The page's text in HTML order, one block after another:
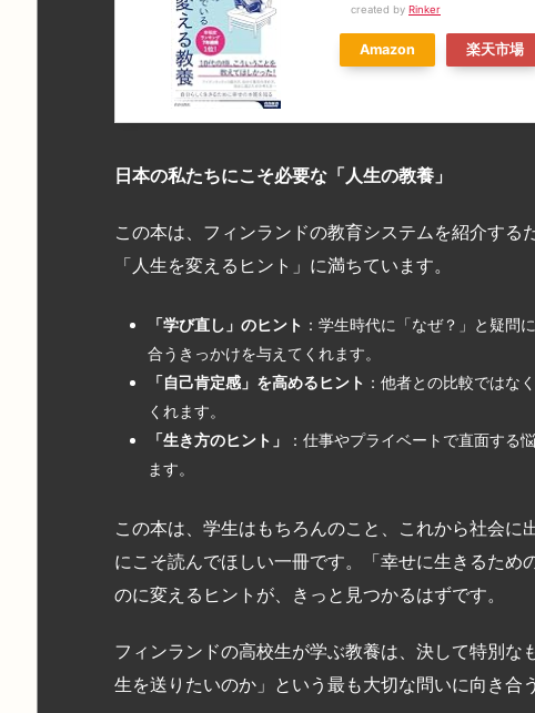
created by Rinker
Amazon 楽天市場
日本の私たちにこそ必要な「人生の教養」
この本は、フィンランドの教育システムを紹介す
「人生を変えるヒント」に満ちています。
「学び直し」のヒント ：学生時代に「なぜ？」と疑問
合うきっかけを与えてくれます。
「自己肯定感」を高めるヒント ：他者との比較ではな
くれます。
「生き方のヒント」
：仕事やプライベートで直面する
ます。
この本は、学生はもちろんのこと、これから社会
にこそ読んでほしい一冊です。「幸せに生きるた
のに変えるヒントが、きっと見つかるはずです。
フィンランドの高校生が学ぶ教養は、決して特別な
生を送りたいのか」という最も大切な問いに向き合